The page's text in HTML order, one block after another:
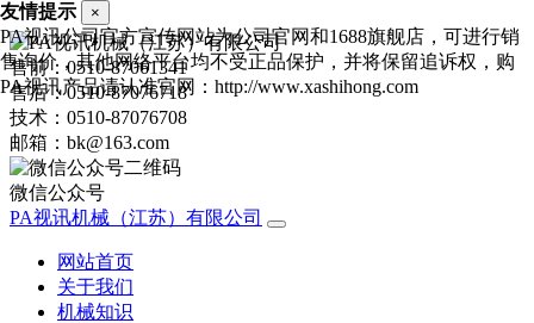
售前：0510-87061341
售后：0510-87076718
技术：0510-87076708
邮箱：bk@163.com
微信公众号
PA视讯机械（江苏）有限公司
网站首页
关于我们
机械知识
友情提示 ×
PA视讯公司官方宣传网站为公司官网和1688旗舰店，可进行销
售询价，其他网络平台均不受正品保护，并将保留追诉权，购
PA视讯产品请认准官网：http://www.xashihong.com